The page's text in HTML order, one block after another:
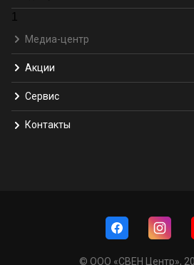
1
Медиа-центр
Акции
Сервис
Контакты
© ООО «СВЕН Центр»,